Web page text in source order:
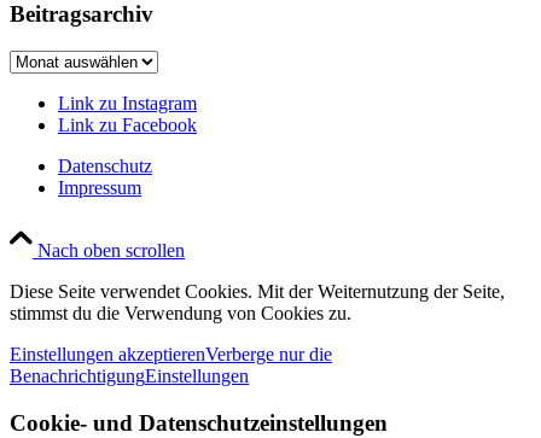
Beitragsarchiv
Beitragsarchiv
Link zu Instagram
Link zu Facebook
Datenschutz
Impressum
Nach oben scrollen
Diese Seite verwendet Cookies. Mit der Weiternutzung der Seite,
stimmst du die Verwendung von Cookies zu.
Einstellungen akzeptierenVerberge nur die
BenachrichtigungEinstellungen
Cookie- und Datenschutzeinstellungen